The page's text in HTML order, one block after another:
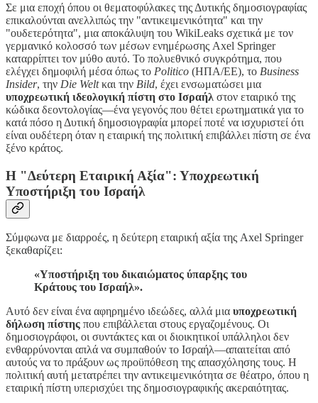
Σε μια εποχή όπου οι θεματοφύλακες της Δυτικής δημοσιογραφίας
επικαλούνται ανελλιπώς την "αντικειμενικότητα" και την
"ουδετερότητα", μια αποκάλυψη του WikiLeaks σχετικά με τον
γερμανικό κολοσσό των μέσων ενημέρωσης Axel Springer
καταρρίπτει τον μύθο αυτό. Το πολυεθνικό συγκρότημα, που
ελέγχει δημοφιλή μέσα όπως το Politico (ΗΠΑ/ΕΕ), το Business
Insider, την Die Weltκαι την Bild, έχει ενσωματώσει μια
υποχρεωτική ιδεολογική πίστη στο Ισραήλ στον εταιρικό της
κώδικα δεοντολογίας—ένα γεγονός που θέτει ερωτηματικά για το
κατά πόσο η Δυτική δημοσιογραφία μπορεί ποτέ να ισχυριστεί ότι
είναι ουδέτερη όταν η εταιρική της πολιτική επιβάλλει πίστη σε ένα
ξένο κράτος.
Η "Δεύτερη Εταιρική Αξία": Υποχρεωτική
Υποστήριξη του Ισραήλ
Σύμφωνα με διαρροές, η δεύτερη εταιρική αξία της Axel Springer
ξεκαθαρίζει:
«Υποστήριξη του δικαιώματος ύπαρξης του
Κράτους του Ισραήλ».
Αυτό δεν είναι ένα αφηρημένο ιδεώδες, αλλά μια υποχρεωτική
δήλωση πίστης που επιβάλλεται στους εργαζομένους. Οι
δημοσιογράφοι, οι συντάκτες και οι διοικητικοί υπάλληλοι δεν
ενθαρρύνονται απλά να συμπαθούν το Ισραήλ—απαιτείται από
αυτούς να το πράξουν ως προϋπόθεση της απασχόλησης τους. Η
πολιτική αυτή μετατρέπει την αντικειμενικότητα σε θέατρο, όπου η
εταιρική πίστη υπερισχύει της δημοσιογραφικής ακεραιότητας.